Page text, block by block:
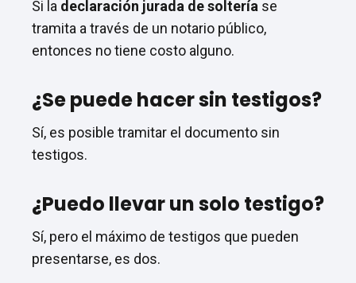
Si la declaración jurada de soltería se
tramita a través de un notario público,
entonces no tiene costo alguno.
¿Se puede hacer sin testigos?
Sí, es posible tramitar el documento sin
testigos.
¿Puedo llevar un solo testigo?
Sí, pero el máximo de testigos que pueden
presentarse, es dos.